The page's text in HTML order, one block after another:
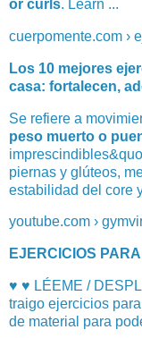
or curls. Learn ...
cuerpomente.com ›
Los 10 mejores
casa: fortalecen,
Se refiere a
peso muerto o
piernas y glúteos,
estabilidad del core
youtube.com ›
EJERCICIOS
♥ ♥ LÉEME /
traigo ejercicios
de material para